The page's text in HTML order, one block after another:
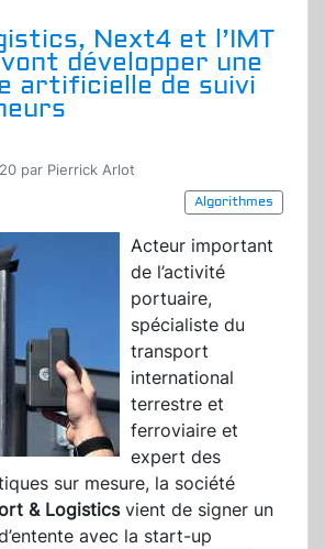
Next4 et l’IMT
développer une
artificielle de suivi
par Pierrick Arlot
Algorithmes
Acteur important
de l’activité
portuaire,
spécialiste du
transport
international
terrestre et
ferroviaire et
expert des
sur mesure, la société
& Logisticsvient de signer un
avec la start-up